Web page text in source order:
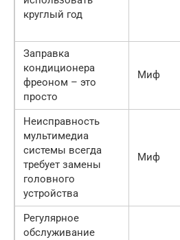
круглый год
Заправка
кондиционера
фреоном – это
просто
Миф
Неисправность
мультимедиа
системы всегда
требует замены
головного
устройства
Миф
Регулярное
обслуживание